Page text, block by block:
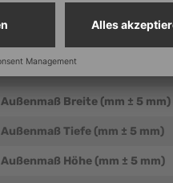
Außenmaß Breite (mm ± 5 mm)
Außenmaß Tiefe (mm ± 5 mm)
Außenmaß Höhe (mm ± 5 mm)